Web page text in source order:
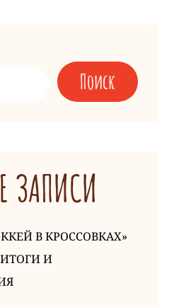
Поиск
ЗАПИСИ
В КРОССОВКАХ»
И